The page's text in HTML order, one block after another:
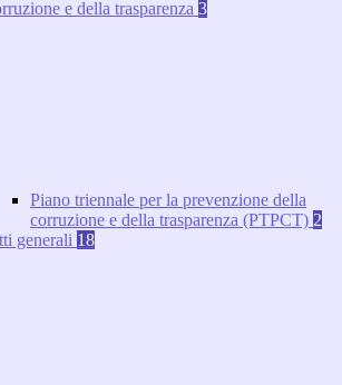
e della trasparenza 3
Piano triennale per la prevenzione della
corruzione e della trasparenza (PTPCT) 2
generali 18